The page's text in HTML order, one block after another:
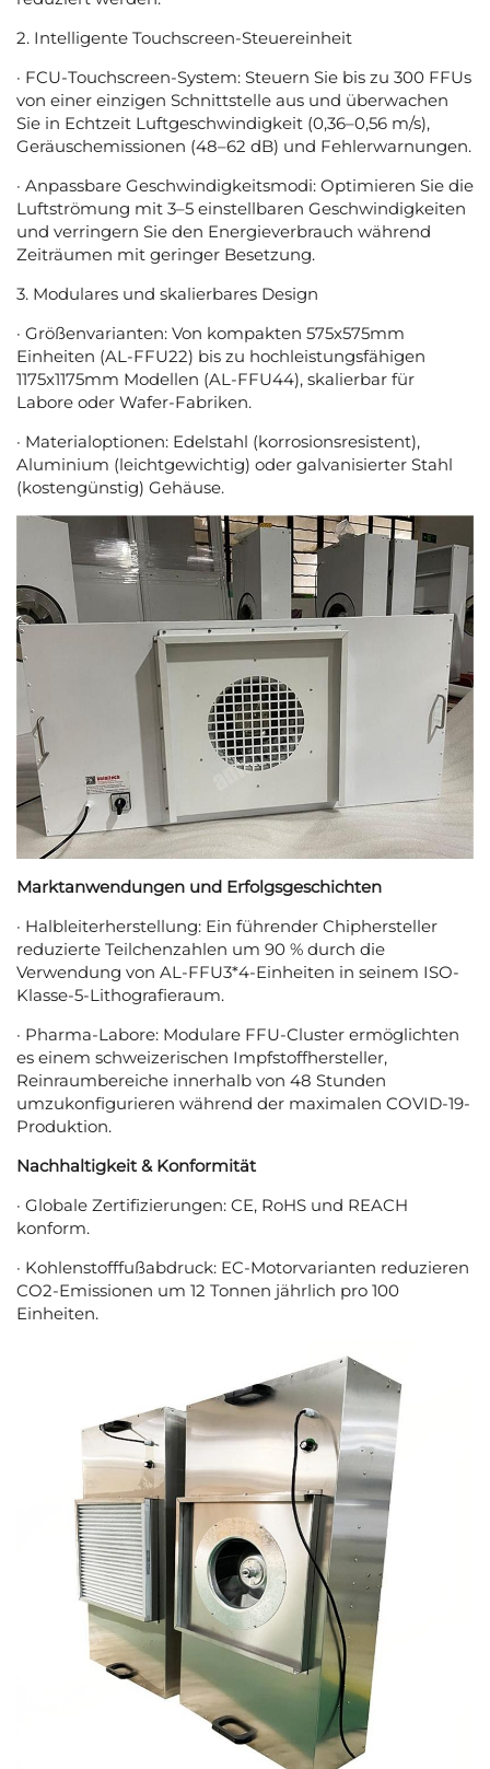
2. Intelligente Touchscreen-Steuereinheit
· FCU-Touchscreen-System: Steuern Sie bis zu 300 FFUs
von einer einzigen Schnittstelle aus und überwachen
Sie in Echtzeit Luftgeschwindigkeit (0,36–0,56 m/s),
Geräuschemissionen (48–62 dB) und Fehlerwarnungen.
· Anpassbare Geschwindigkeitsmodi: Optimieren Sie die
Luftströmung mit 3–5 einstellbaren Geschwindigkeiten
und verringern Sie den Energieverbrauch während
Zeiträumen mit geringer Besetzung.
3. Modulares und skalierbares Design
· Größenvarianten: Von kompakten 575x575mm
Einheiten (AL-FFU22) bis zu hochleistungsfähigen
1175x1175mm Modellen (AL-FFU44), skalierbar für
Labore oder Wafer-Fabriken.
· Materialoptionen: Edelstahl (korrosionsresistent),
Aluminium (leichtgewichtig) oder galvanisierter Stahl
(kostengünstig) Gehäuse.
Marktanwendungen und Erfolgsgeschichten
· Halbleiterherstellung: Ein führender Chiphersteller
reduzierte Teilchenzahlen um 90 % durch die
Verwendung von AL-FFU3*4-Einheiten in seinem ISO-
Klasse-5-Lithografieraum.
· Pharma-Labore: Modulare FFU-Cluster ermöglichten
es einem schweizerischen Impfstoffhersteller,
Reinraumbereiche innerhalb von 48 Stunden
umzukonfigurieren während der maximalen COVID-19-
Produktion.
Nachhaltigkeit & Konformität
· Globale Zertifizierungen: CE, RoHS und REACH
konform.
· Kohlenstofffußabdruck: EC-Motorvarianten reduzieren
CO2-Emissionen um 12 Tonnen jährlich pro 100
Einheiten.